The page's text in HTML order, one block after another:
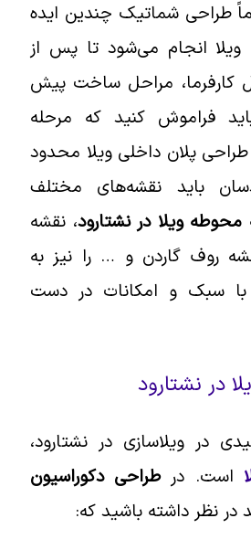
شماتیک چندین ایده
انجام می‌شود تا پس از
مراحل ساخت پیش
فراموش کنید که مرحله
پلان داخلی ویلا محدود
باید نقشه‌های مختلف
ویلا در نشتارود، نقشه
روف گاردن و … را نیز به
و امکانات در دست
نشتارود
ویلاسازی در نشتارود،
در طراحی دکوراسیون
نظر داشته باشید که: